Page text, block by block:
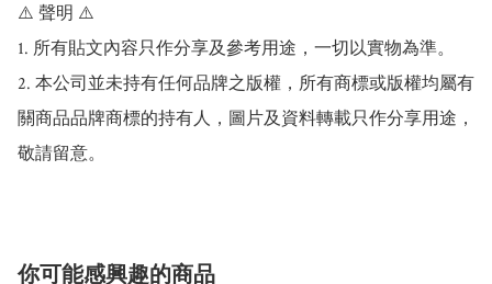
⚠️ 聲明 ⚠️
1. 所有貼文內容只作分享及參考用途，一切以實物為準。
2. 本公司並未持有任何品牌之版權，所有商標或版權均屬有
關商品品牌商標的持有人，圖片及資料轉載只作分享用途，
敬請留意。
你可能感興趣的商品